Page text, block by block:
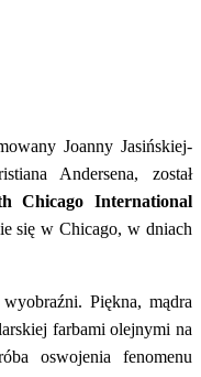
Joanny Jasińskiej-
Andersena, został
Chicago International
się w Chicago, w dniach
Piękna, mądra
farbami olejnymi na
oswojenia fenomenu